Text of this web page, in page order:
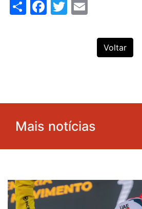
ShareFacebook
Twitter
Voltar
Mais notícias